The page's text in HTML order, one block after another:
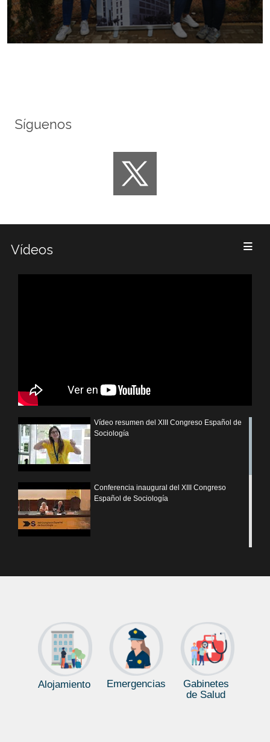
Síguenos
Vídeos
Vídeo resumen del XIII Congreso Español de
Sociología
Conferencia inaugural del XIII Congreso
Español de Sociología
Alojamiento Emergencias
Gabinetes
de Salud